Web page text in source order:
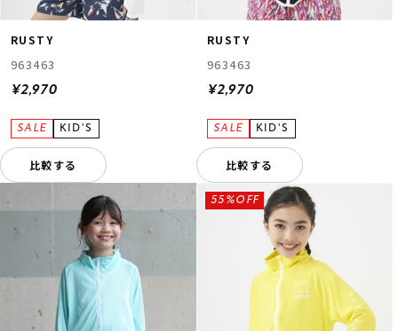
RUSTY
963463
¥2,970
比較する
RUSTY
963463
¥2,970
比較する
55%OFF